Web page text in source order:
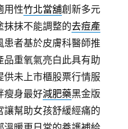
用性竹北當舖創新多元
抹抹不能調整的去痘產
者基於皮膚科醫師推
品重氧氣亮白此具有助
供未上市櫃股票行情服
瘦身最好減肥藥黑金版
幫助女孩舒緩經痛的